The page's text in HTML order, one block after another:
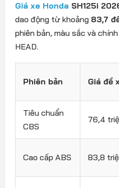
Giá xe Honda SH125i
dao động từ khoảng 83,7
phiên bản, màu sắc và
HEAD.
Phiên bản Giá đề
Tiêu chuẩn
CBS
76,4
Cao cấp ABS 83,8